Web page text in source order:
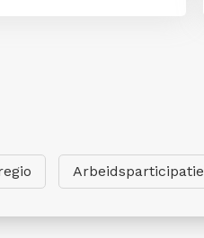
Arbeidsparticipatie